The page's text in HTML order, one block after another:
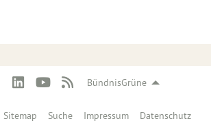
BündnisGrüne
Sitemap Suche Impressum Datenschutz